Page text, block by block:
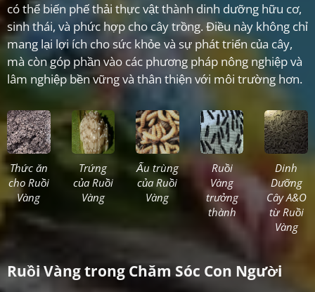
có thể biến phế thải thực vật thành dinh dưỡng hữu cơ,
sinh thái, và phức hợp cho cây trồng. Điều này không chỉ
mang lại lợi ích cho sức khỏe và sự phát triển của cây,
mà còn góp phần vào các phương pháp nông nghiệp và
lâm nghiệp bền vững và thân thiện với môi trường hơn.
Thức ăn
cho Ruồi
Vàng
Trứng
của Ruồi
Vàng
Ấu trùng
của Ruồi
Vàng
Ruồi
Vàng
trưởng
thành
Dinh
Dưỡng
Cây A&O
từ Ruồi
Vàng
Ruồi Vàng trong Chăm Sóc Con Người